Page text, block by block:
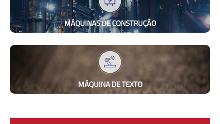
MÁQUINAS DE CONSTRUÇÃO
MÁQUINA DE TEXTO